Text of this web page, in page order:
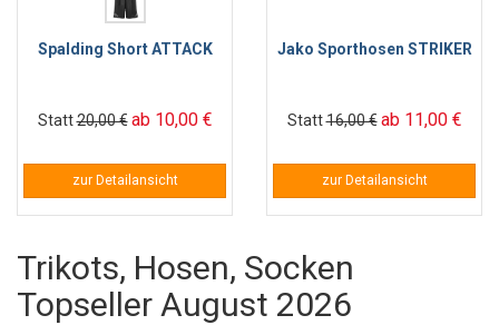
Spalding Short ATTACK
Statt20,00 € ab 10,00 €
zur Detailansicht
Jako Sporthosen STRIKER
Statt16,00 € ab 11,00 €
zur Detailansicht
Trikots, Hosen, Socken
Topseller August 2026